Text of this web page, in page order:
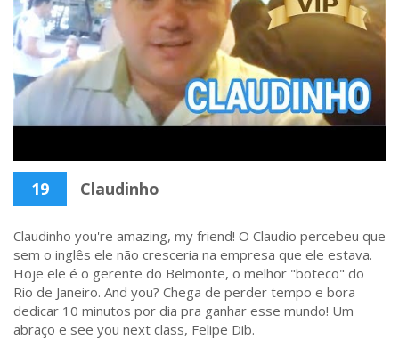
19 Claudinho
Claudinho you're amazing, my friend! O Claudio percebeu que
sem o inglês ele não cresceria na empresa que ele estava.
Hoje ele é o gerente do Belmonte, o melhor "boteco" do
Rio de Janeiro. And you? Chega de perder tempo e bora
dedicar 10 minutos por dia pra ganhar esse mundo! Um
abraço e see you next class, Felipe Dib.